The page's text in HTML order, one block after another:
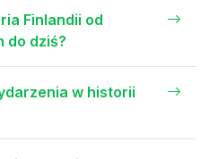
Finlandii od
do dziś?
w historii